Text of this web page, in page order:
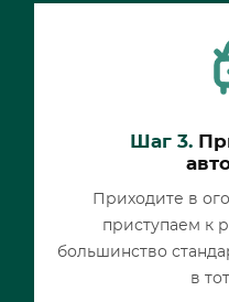
Шаг 3.
Приходите в
приступаем к
большинство
в